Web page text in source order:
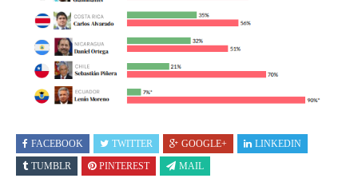
FACEBOOK TWITTER GOOGLE+
LINKEDIN
TUMBLR
PINTEREST MAIL